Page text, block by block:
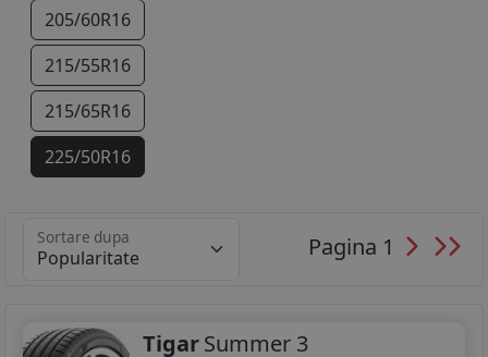
205/60R16
215/55R16
215/65R16
225/50R16
225/70R16
205/50R17
Sortare dupa Pagina 1
TigarSummer 3